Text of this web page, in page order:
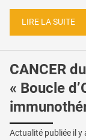
LIRE LA SUITE
CANCER
« Boucle
Actualité publiée il y